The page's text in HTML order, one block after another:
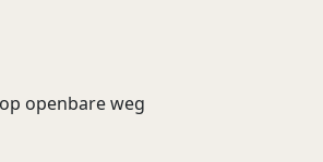
openbare weg